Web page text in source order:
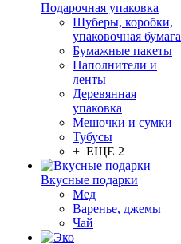
Подарочная упаковка
Шуберы, коробки,
упаковочная бумага
Бумажные пакеты
Наполнители и
ленты
Деревянная
упаковка
Мешочки и сумки
Тубусы
+ ЕЩЕ 2
Вкусные подарки
Мед
Варенье, джемы
Чай